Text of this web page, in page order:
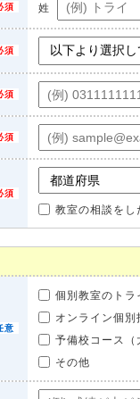
姓
教室の相談をし
個別教室のトラ
オンライン個別
予備校コース（
その他